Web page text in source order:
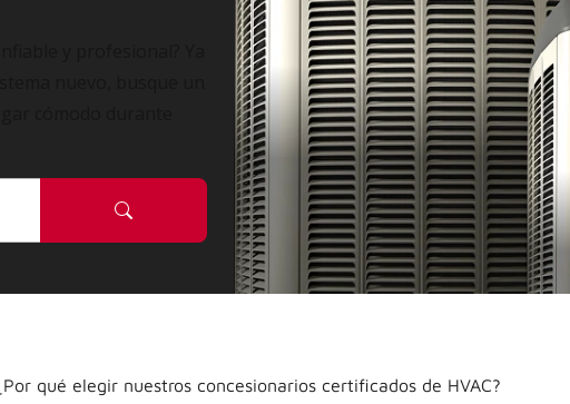
qué elegir nuestros concesionarios certificados de HVAC?